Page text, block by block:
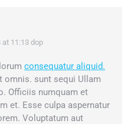
at 11:13 dop
consequatur aliquid.
omnis. sunt sequi Ullam
Officiis numquam et
et. Esse culpa aspernatur
Voluptatum aut